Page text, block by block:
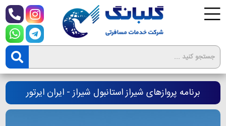
برنامه پروازهای شیراز استانبول شیراز - ایران ایرتور